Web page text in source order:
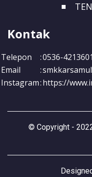
Kontak
Telepon :0536-4213601
Email
:
Instagram:https://
© Copyright -